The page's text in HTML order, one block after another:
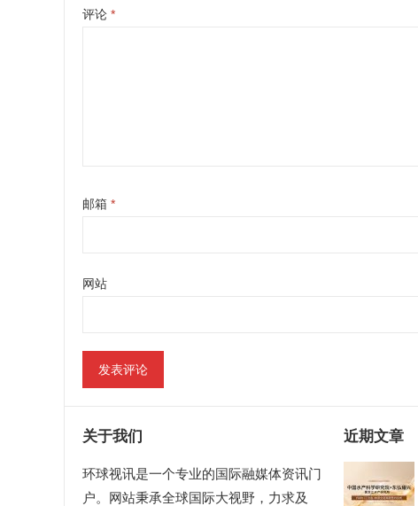
评论 *
邮箱 *
网站
关于我们
环球视讯是一个专业的国际融媒体资讯门
户。网站秉承全球国际大视野，力求及
近期文章